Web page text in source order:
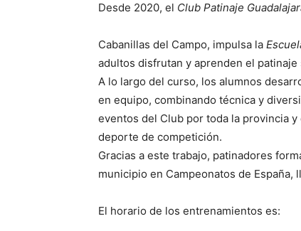
Desde 2020, el Club Patinaje
Cabanillas del Campo, impulsa la
adultos disfrutan y aprenden el
A lo largo del curso, los alumnos
en equipo, combinando técnica y
eventos del Club por toda la provincia
deporte de competición.
Gracias a este trabajo, patinadores
municipio en Campeonatos de
El horario de los entrenamientos es: